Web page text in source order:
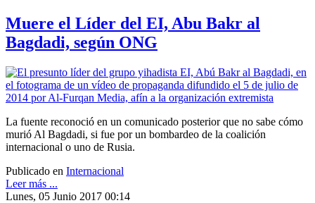
Muere el Líder del EI, Abu Bakr al
Bagdadi, según ONG
La fuente reconoció en un comunicado posterior que no sabe cómo
murió Al Bagdadi, si fue por un bombardeo de la coalición
internacional o uno de Rusia.
Publicado en Internacional
Leer más ...
Lunes, 05 Junio 2017 00:14